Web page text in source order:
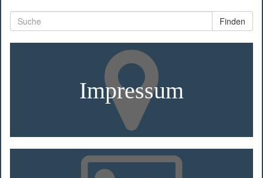
Finden
Impressum